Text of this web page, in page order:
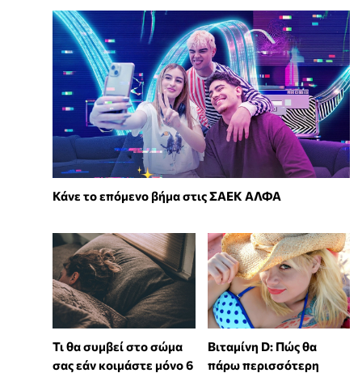
Κάνε το επόμενο βήμα στις ΣΑΕΚ ΑΛΦΑ
Τι θα συμβεί στο σώμα
σας εάν κοιμάστε μόνο 6
Βιταμίνη D: Πώς θα
πάρω περισσότερη